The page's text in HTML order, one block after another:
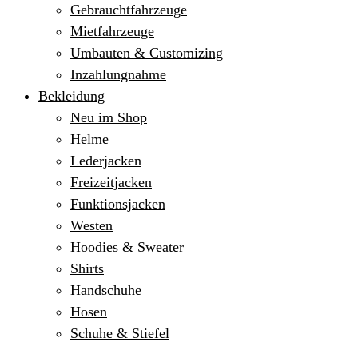
Gebrauchtfahrzeuge
Mietfahrzeuge
Umbauten & Customizing
Inzahlungnahme
Bekleidung
Neu im Shop
Helme
Lederjacken
Freizeitjacken
Funktionsjacken
Westen
Hoodies & Sweater
Shirts
Handschuhe
Hosen
Schuhe & Stiefel